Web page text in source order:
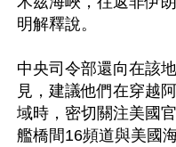
明解釋說。
中央司令部還向在該
見，建議他們在穿越
域時，密切關注美國
艦橋間16頻道與美國